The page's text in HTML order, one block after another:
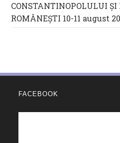
CONSTANTINOPOLULUI
ROMÂNEȘTI 10-11 august
FACEBOOK